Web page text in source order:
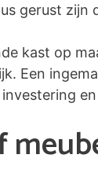
gerust zijn
kast op
Een